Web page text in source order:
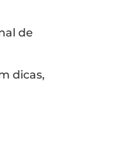
de
dicas,